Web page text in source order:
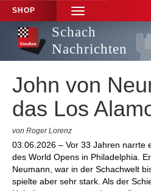
SHOP
TOGGLE
NAVIGATION
Schach
Nachrichten
John von
das Los
von Roger Lorenz
03.06.2026 – Vor 33 Jahren narrte
des World Opens in Philadelphia.
Neumann, war in der Schachwelt
spielte aber sehr stark. Als der